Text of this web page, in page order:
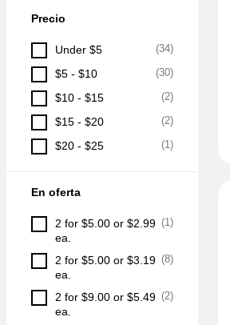
Precio
Under $5 (34)
$5 - $10 (30)
$10 - $15 (2)
$15 - $20 (2)
$20 - $25 (1)
En oferta
2 for $5.00 or $2.99
ea.
(1)
2 for $5.00 or $3.19
ea.
(8)
2 for $9.00 or $5.49
ea.
(2)